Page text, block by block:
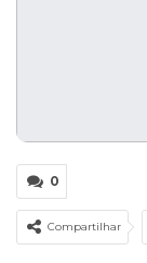
0
Compartilhar